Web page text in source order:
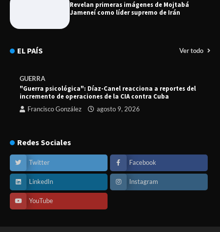
Revelan primeras imágenes de Mojtabá
Jameneí como líder supremo de Irán
EL PAÍS Ver todo
GUERRA
"Guerra psicológica": Díaz-Canel reacciona a reportes del
incremento de operaciones de la CIA contra Cuba
Francisco González agosto 9, 2026
Redes Sociales
Twitter Facebook
LinkedIn Instagram
YouTube